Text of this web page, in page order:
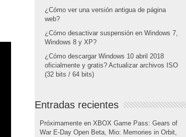
¿Cómo ver una versión antigua de página
web?
¿Cómo desactivar suspensión en Windows 7,
Windows 8 y XP?
¿Cómo descargar Windows 10 abril 2018
oficialmente y gratis? Actualizar archivos ISO
(32 bits / 64 bits)
Entradas recientes
Próximamente en XBOX Game Pass: Gears of
War E-Day Open Beta, Mio: Memories in Orbit,